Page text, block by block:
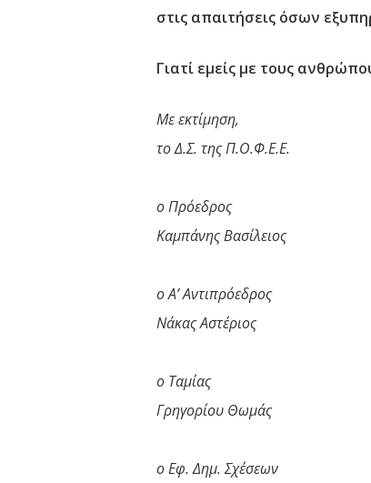
στις απαιτήσεις όσων
Γιατί εμείς με τους
Με εκτίμηση,
το Δ.Σ. της Π.Ο.Φ.Ε.Ε.
ο Πρόεδρος
Καμπάνης Βασίλειος
ο Α’ Αντιπρόεδρος
Νάκας Αστέριος
ο Ταμίας
Γρηγορίου Θωμάς
ο Εφ. Δημ. Σχέσεων